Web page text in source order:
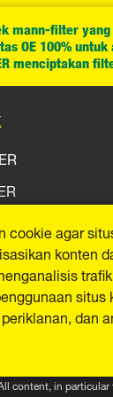
mann-filter
OE 100%
menciptakan
in particular
cookie agar
konten
situs
dan